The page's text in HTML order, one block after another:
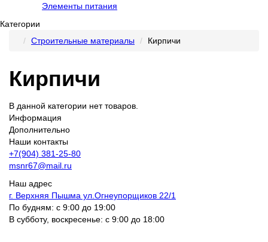
Элементы питания
Категории
Строительные материалы
Кирпичи
Кирпичи
В данной категории нет товаров.
Информация
Дополнительно
Наши контакты
+7(904) 381-25-80
msnr67@mail.ru
Наш адрес
г. Верхняя Пышма ул.Огнеупорщиков 22/1
По будням: с 9:00 до 19:00
В субботу, воскресенье: с 9:00 до 18:00